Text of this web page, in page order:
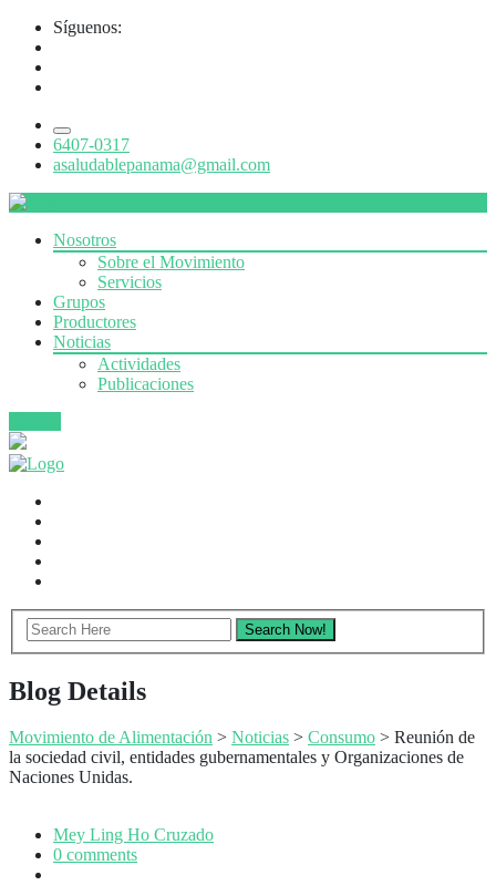
Síguenos:
6407-0317
asaludablepanama@gmail.com
Nosotros
Sobre el Movimiento
Servicios
Grupos
Productores
Noticias
Actividades
Publicaciones
Blog Details
Movimiento de Alimentación > Noticias > Consumo > Reunión de
la sociedad civil, entidades gubernamentales y Organizaciones de
Naciones Unidas.
Mey Ling Ho Cruzado
0 comments